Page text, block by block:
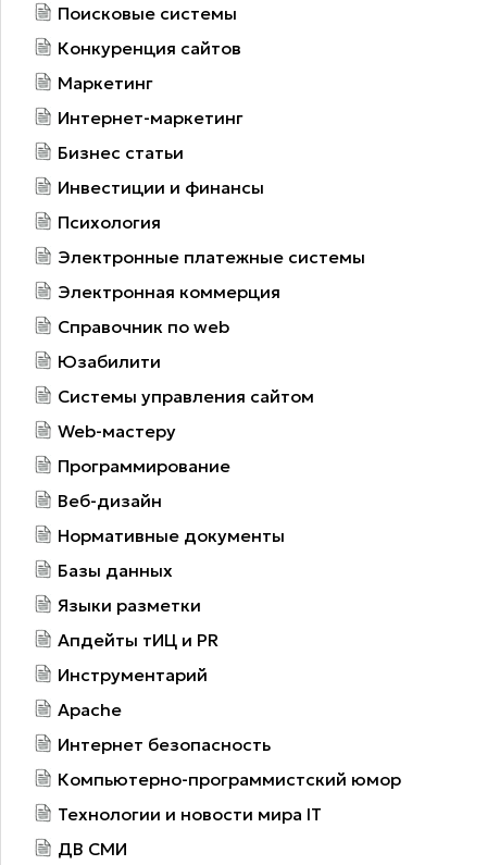
Поисковые системы
Конкуренция сайтов
Маркетинг
Интернет-маркетинг
Бизнес статьи
Инвестиции и финансы
Психология
Электронные платежные системы
Электронная коммерция
Справочник по web
Юзабилити
Системы управления сайтом
Web-мастеру
Программирование
Веб-дизайн
Нормативные документы
Базы данных
Языки разметки
Апдейты тИЦ и PR
Инструментарий
Apache
Интернет безопасность
Компьютерно-программистский юмор
Технологии и новости мира IT
ДВ СМИ